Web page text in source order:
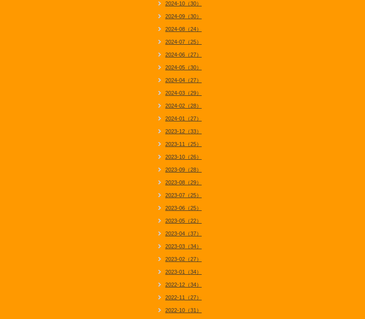
2024-10（30）
2024-09（30）
2024-08（24）
2024-07（25）
2024-06（27）
2024-05（30）
2024-04（27）
2024-03（29）
2024-02（28）
2024-01（27）
2023-12（33）
2023-11（25）
2023-10（26）
2023-09（28）
2023-08（29）
2023-07（25）
2023-06（25）
2023-05（22）
2023-04（37）
2023-03（34）
2023-02（27）
2023-01（34）
2022-12（34）
2022-11（27）
2022-10（31）